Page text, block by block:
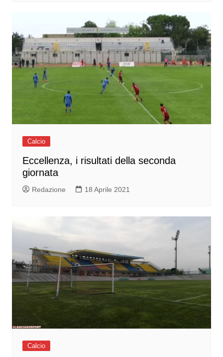
Calcio
Eccellenza, i risultati della seconda
giornata
Redazione 18 Aprile 2021
Calcio